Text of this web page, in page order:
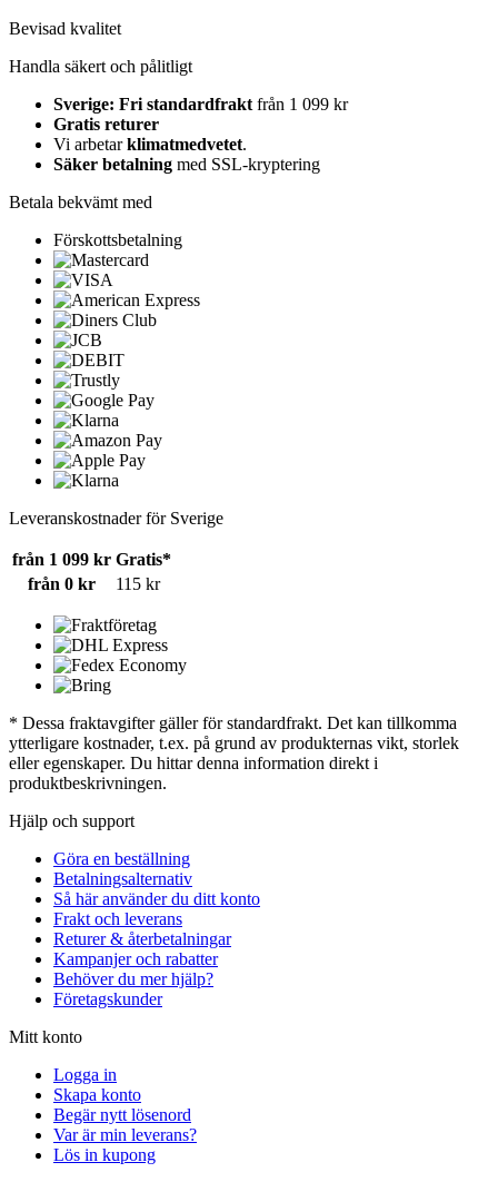
Bevisad kvalitet
Handla säkert och pålitligt
Sverige: Fri standardfrakt från 1 099 kr
Gratis returer
Vi arbetarklimatmedvetet.
Säker betalning med SSL-kryptering
Betala bekvämt med
Förskottsbetalning
Leveranskostnader för Sverige
från 1 099 kr Gratis*
från 0 kr
115 kr
* Dessa fraktavgifter gäller för standardfrakt. Det kan tillkomma
ytterligare kostnader, t.ex. på grund av produkternas vikt, storlek
eller egenskaper. Du hittar denna information direkt i
produktbeskrivningen.
Hjälp och support
Göra en beställning
Betalningsalternativ
Så här använder du ditt konto
Frakt och leverans
Returer & återbetalningar
Kampanjer och rabatter
Behöver du mer hjälp?
Företagskunder
Mitt konto
Logga in
Skapa konto
Begär nytt lösenord
Var är min leverans?
Lös in kupong